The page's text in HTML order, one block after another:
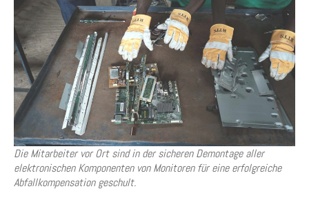
Die Mitarbeiter vor Ort sind in der sicheren Demontage aller
elektronischen Komponenten von Monitoren für eine erfolgreiche
Abfallkompensation geschult.